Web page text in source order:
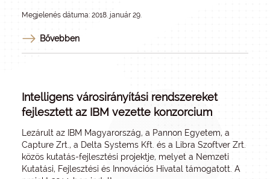
Megjelenés dátuma: 2018. január 29.
Bővebben
Intelligens városirányítási rendszereket
fejlesztett az IBM vezette konzorcium
Lezárult az IBM Magyarország, a Pannon Egyetem, a
Capture Zrt., a Delta Systems Kft. és a Libra Szoftver Zrt.
közös kutatás-fejlesztési projektje, melyet a Nemzeti
Kutatási, Fejlesztési és Innovációs Hivatal támogatott. A